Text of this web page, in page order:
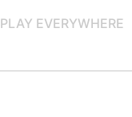
PLAY EVERYWHERE